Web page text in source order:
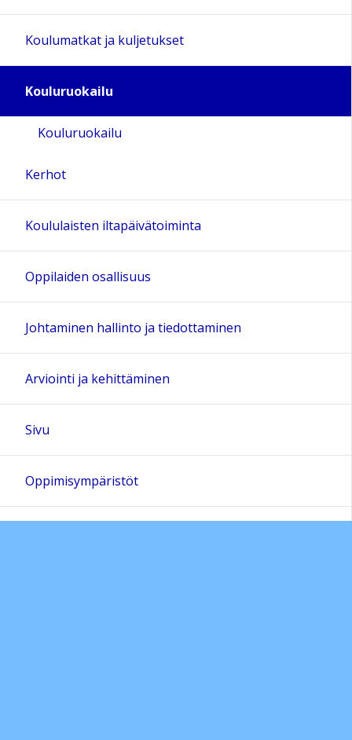
Koulumatkat ja kuljetukset
Kouluruokailu
Kouluruokailu
Kerhot
Koululaisten iltapäivätoiminta
Oppilaiden osallisuus
Johtaminen hallinto ja tiedottaminen
Arviointi ja kehittäminen
Sivu
Oppimisympäristöt